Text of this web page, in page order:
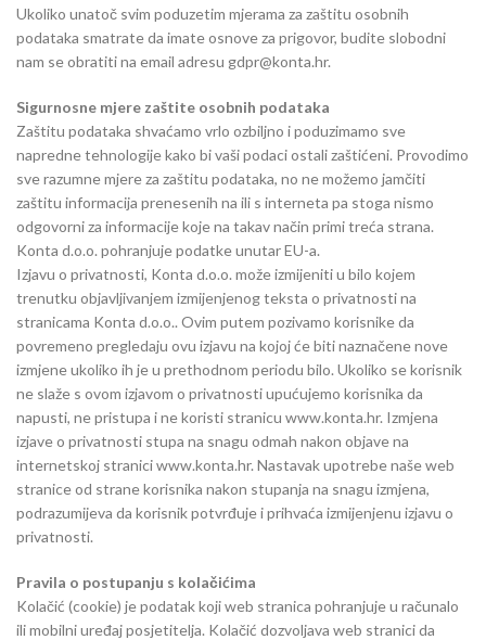
Ukoliko unatoč svim poduzetim mjerama za zaštitu osobnih
podataka smatrate da imate osnove za prigovor, budite slobodni
nam se obratiti na email adresu gdpr@konta.hr.
Sigurnosne mjere zaštite osobnih podataka
Zaštitu podataka shvaćamo vrlo ozbiljno i poduzimamo sve
napredne tehnologije kako bi vaši podaci ostali zaštićeni. Provodimo
sve razumne mjere za zaštitu podataka, no ne možemo jamčiti
zaštitu informacija prenesenih na ili s interneta pa stoga nismo
odgovorni za informacije koje na takav način primi treća strana.
Konta d.o.o. pohranjuje podatke unutar EU-a.
Izjavu o privatnosti, Konta d.o.o. može izmijeniti u bilo kojem
trenutku objavljivanjem izmijenjenog teksta o privatnosti na
stranicama Konta d.o.o.. Ovim putem pozivamo korisnike da
povremeno pregledaju ovu izjavu na kojoj će biti naznačene nove
izmjene ukoliko ih je u prethodnom periodu bilo. Ukoliko se korisnik
ne slaže s ovom izjavom o privatnosti upućujemo korisnika da
napusti, ne pristupa i ne koristi stranicu www.konta.hr. Izmjena
izjave o privatnosti stupa na snagu odmah nakon objave na
internetskoj stranici www.konta.hr. Nastavak upotrebe naše web
stranice od strane korisnika nakon stupanja na snagu izmjena,
podrazumijeva da korisnik potvrđuje i prihvaća izmijenjenu izjavu o
privatnosti.
Pravila o postupanju s kolačićima
Kolačić (cookie) je podatak koji web stranica pohranjuje u računalo
ili mobilni uređaj posjetitelja. Kolačić dozvoljava web stranici da